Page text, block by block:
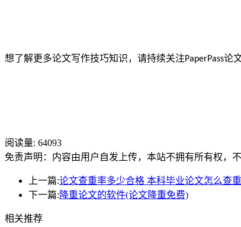
想了解更多论文写作技巧知识，请持续关注PaperPass论
阅读量: 64093
免责声明：内容由用户自发上传，本站不拥有所有权，
上一篇:论文查重率多少合格 本科毕业论文怎么查重
下一篇: 降重论文的软件(论文降重免费)
相关推荐